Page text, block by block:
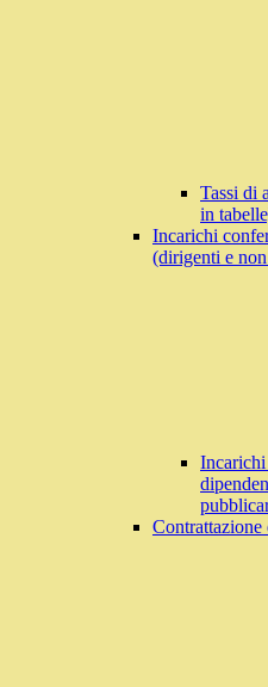
Tassi di
in
Incarichi
(dirigenti e
Contrattazione